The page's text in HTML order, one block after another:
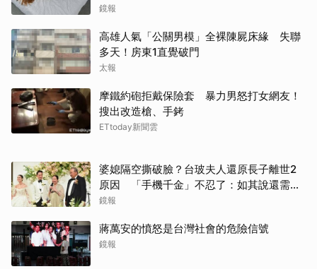
鏡報
高雄人氣「公關男模」全裸陳屍床緣 失聯
多天！房東1直覺破門
太報
摩鐵約砲拒戴保險套 暴力男怒打女網友！
搜出改造槍、手銬
ETtoday新聞雲
婆媳隔空撕破臉？台玻夫人還原長子離世2
原因 「手機千金」不忍了：如其說還需要
離開嗎？
鏡報
蔣萬安的憤怒是台灣社會的危險信號
鏡報